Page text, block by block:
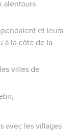
alentours
et leurs
la côte de la
villes de
avec les villages